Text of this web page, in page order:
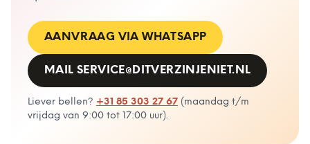
AANVRAAG VIA WHATSAPP
MAIL SERVICE@DITVERZINJENIET.NL
Liever bellen? +31 85 303 27 67 ( maandag t/m
vrijdag van 9:00 tot 17:00 uur).